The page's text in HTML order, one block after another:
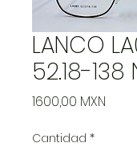
LANCO
52.18-138
1600,00 MXN
Cantidad *